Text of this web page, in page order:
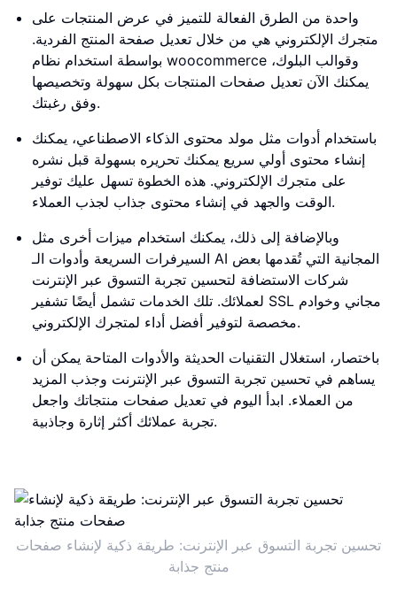
واحدة من الطرق الفعالة للتميز في عرض المنتجات على
متجرك الإلكتروني هي من خلال تعديل صفحة المنتج الفردية.
بواسطة استخدام نظام woocommerce وقوالب البلوك،
يمكنك الآن تعديل صفحات المنتجات بكل سهولة وتخصيصها
وفق رغبتك.
باستخدام أدوات مثل مولد محتوى الذكاء الاصطناعي، يمكنك
إنشاء محتوى أولي سريع يمكنك تحريره بسهولة قبل نشره
على متجرك الإلكتروني. هذه الخطوة تسهل عليك توفير
الوقت والجهد في إنشاء محتوى جذاب لجذب العملاء.
وبالإضافة إلى ذلك، يمكنك استخدام ميزات أخرى مثل
السيرفرات السريعة وأدوات الـ AI المجانية التي تُقدمها بعض
شركات الاستضافة لتحسين تجربة التسوق عبر الإنترنت
لعملائك. تلك الخدمات تشمل أيضًا تشفير SSL مجاني وخوادم
مخصصة لتوفير أفضل أداء لمتجرك الإلكتروني.
باختصار، استغلال التقنيات الحديثة والأدوات المتاحة يمكن أن
يساهم في تحسين تجربة التسوق عبر الإنترنت وجذب المزيد
من العملاء. ابدأ اليوم في تعديل صفحات منتجاتك واجعل
تجربة عملائك أكثر إثارة وجاذبية.
تحسين تجربة التسوق عبر الإنترنت: طريقة ذكية لإنشاء صفحات
منتج جذابة